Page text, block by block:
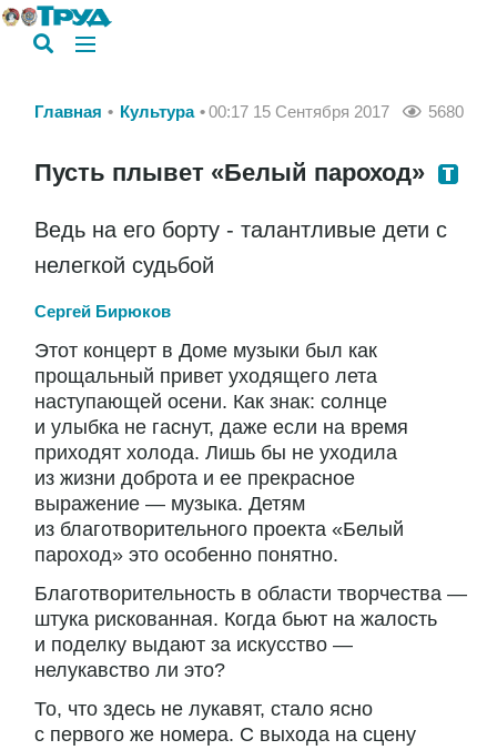
Главная Культура 00:17 15 Сентября 2017 5680
Пусть плывет «Белый пароход»
Ведь на его борту - талантливые дети с
нелегкой судьбой
Сергей Бирюков
Этот концерт в Доме музыки был как
прощальный привет уходящего лета
наступающей осени. Как знак: солнце
и улыбка не гаснут, даже если на время
приходят холода. Лишь бы не уходила
из жизни доброта и ее прекрасное
выражение — музыка. Детям
из благотворительного проекта «Белый
пароход» это особенно понятно.
Благотворительность в области творчества —
штука рискованная. Когда бьют на жалость
и поделку выдают за искусство —
нелукавство ли это?
То, что здесь не лукавят, стало ясно
с первого же номера. С выхода на сцену